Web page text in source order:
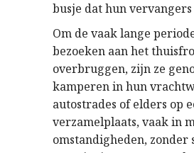
busje dat hun
Om de vaak lange
bezoeken aan het
overbruggen, zijn ze
kamperen in hun
autostrades of elders op
verzamelplaats, vaak in
omstandigheden, zonder